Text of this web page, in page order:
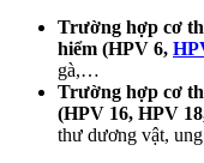
Trường hợp cơ
hiểm (HPV 6,
gà,…
Trường hợp cơ
(HPV 16, HPV
thư dương vật,